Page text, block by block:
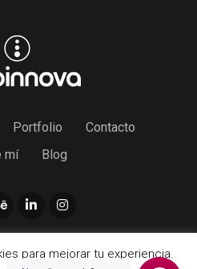
Portfolio
Contacto
mí
Blog
| Aviso Legal
para mejorar tu experiencia.